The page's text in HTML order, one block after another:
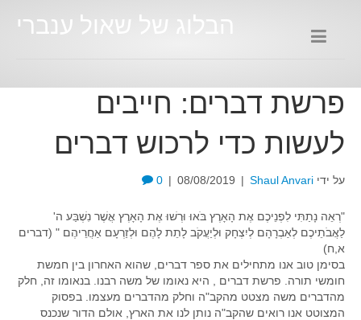
הבלוג של שאול ענברי
פרשת דברים: חייבים
לעשות כדי לרכוש דברים
על ידי Shaul Anvari
|
08/08/2019
|
0
"רְאֵה נָתַתִּי לִפְנֵיכֶם אֶת הָאָרֶץ בֹּאוּ וּרְשׁוּ אֶת הָאָרֶץ אֲשֶׁר נִשְׁבַּע ה'
לַאֲבֹתֵיכֶם לְאַבְרָהָם לְיִצְחָק וּלְיַעֲקֹב לָתֵת לָהֶם וּלְזַרְעָם אַחֲרֵיהֶם " (דברים
א,ח)
בסימן טוב אנו מתחילים את ספר דברים, שהוא האחרון בין חמשת
חומשי תורה. פרשת דברים , היא נאומו של משה רבנו. בנאומו זה, חלק
מהדברים משה מצטט מהקב"ה וחלק מהדברים מעצמו. בפסוק
המצוטט אנו רואים שהקב"ה נותן לנו את הארץ, אולם הדור שנכנס